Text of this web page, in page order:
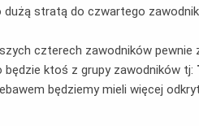
dużą stratą do czwartego
czterech zawodników pewnie
będzie ktoś z grupy zawodników tj:
będziemy mieli więcej